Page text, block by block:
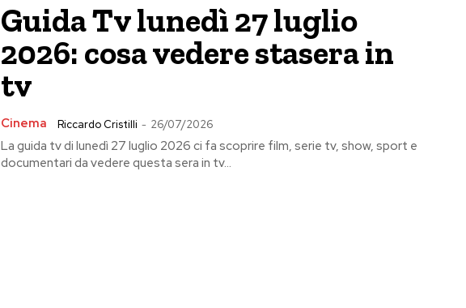
Guida Tv lunedì 27 luglio
2026: cosa vedere stasera in
tv
Cinema Riccardo Cristilli - 26/07/2026
La guida tv di lunedì 27 luglio 2026 ci fa scoprire film, serie tv, show, sport e
documentari da vedere questa sera in tv...